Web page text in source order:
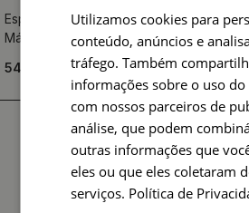
Espelho redondo decorativo
Mármore hexagonal
54.99 €
Utilizamos cookies para
conteúdo, anúncios e
tráfego. Também
informações sobre o uso do
com nossos parceiros de
análise, que podem
outras informações que
eles ou que eles coletaram
serviços. Política de